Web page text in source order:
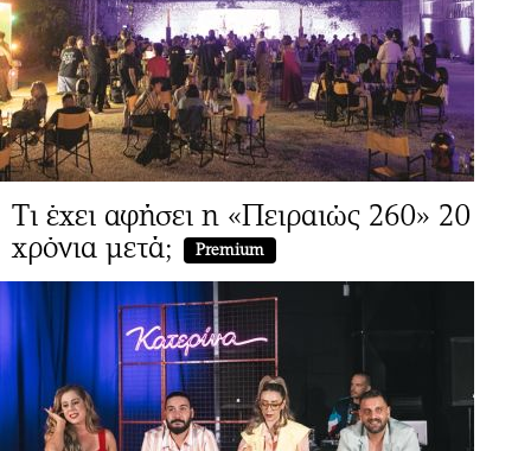
Τι έχει αφήσει η «Πειραιώς 260» 20
χρόνια μετά;
Premium